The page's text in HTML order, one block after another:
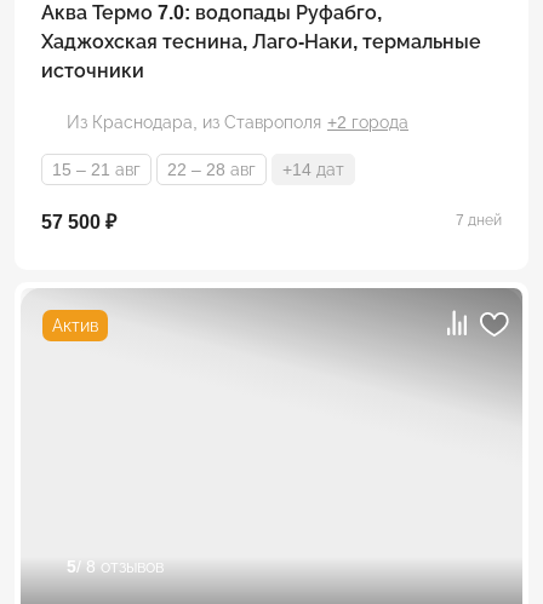
Аква Термо 7.0: водопады Руфабго,
Хаджохская теснина, Лаго-Наки, термальные
источники
Из Краснодара, из Ставрополя +2 города
15 – 21 авг 22 – 28 авг +14 дат
57 500 ₽ 7 дней
Актив
5/ 8 отзывов